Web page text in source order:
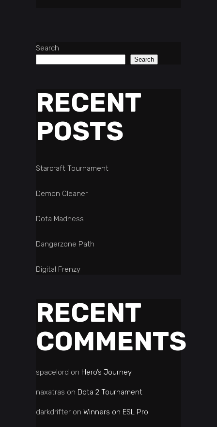
Search
Search
RECENT
POSTS
Starcraft Tournament
Demon Cleaner
Dota Madness
Dangerzone Path
Digital Frenzy
RECENT
COMMENTS
spacelord on Hero’s Journey
naxatras on Dota 2 Tournament
darkdrifter on Winners on ESL Pro